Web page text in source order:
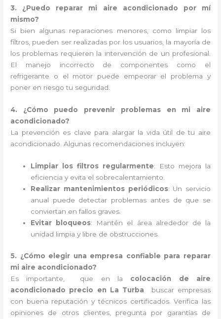
3. ¿Puedo reparar mi aire acondicionado por mí
mismo?
Si bien algunas reparaciones menores, como limpiar los
filtros, pueden ser realizadas por los usuarios, la mayoría de
los problemas requieren la intervención de un profesional.
El manejo incorrecto de componentes como el
refrigerante o el motor puede empeorar el problema y
poner en riesgo tu seguridad.
4. ¿Cómo puedo prevenir problemas en mi aire
acondicionado?
La prevención es clave para alargar la vida útil de tu aire
acondicionado. Algunas recomendaciones incluyen:
Limpiar los filtros regularmente: Esto mejora la
eficiencia y evita el sobrecalentamiento.
Realizar mantenimientos periódicos: Un servicio
anual puede detectar problemas antes de que se
conviertan en fallos graves.
Evitar bloqueos: Mantén el área alrededor de la
unidad limpia y libre de obstrucciones.
5. ¿Cómo elegir una empresa confiable para reparar
mi aire acondicionado?
Es importante, que en la colocación de aire
acondicionado precio en La Turba
buscar empresas
con buena reputación y técnicos certificados. Verifica las
opiniones de otros clientes, pregunta por garantías de